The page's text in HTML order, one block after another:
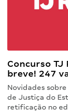
Concurso TJ
breve! 247
Novidades sobre
de Justiça do
retificação no